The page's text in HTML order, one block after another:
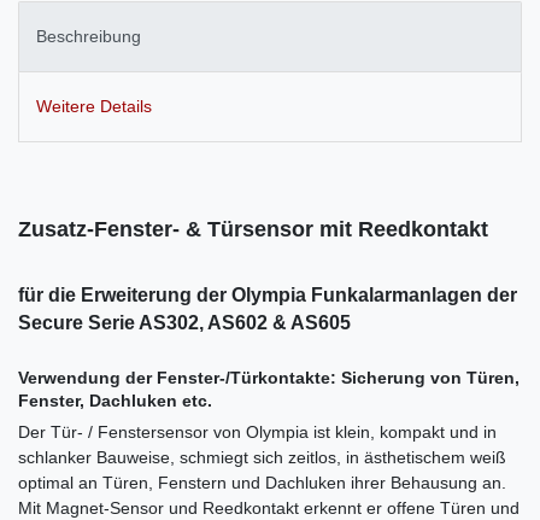
Beschreibung
Weitere Details
Zusatz-Fenster- & Türsensor mit Reedkontakt
für die Erweiterung der Olympia Funkalarmanlagen der
Secure Serie AS302, AS602 & AS605
Verwendung der Fenster-/Türkontakte: Sicherung von Türen,
Fenster, Dachluken etc.
Der Tür- / Fenstersensor von Olympia ist klein, kompakt und in
schlanker Bauweise, schmiegt sich zeitlos, in ästhetischem weiß
optimal an Türen, Fenstern und Dachluken ihrer Behausung an.
Mit Magnet-Sensor und Reedkontakt erkennt er offene Türen und